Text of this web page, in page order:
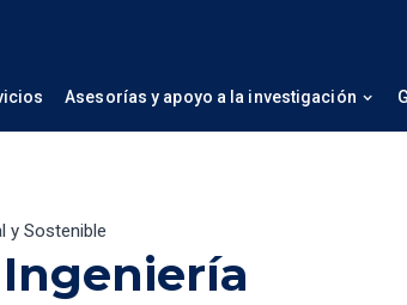
Asesorías y apoyo a la investigación
y Sostenible